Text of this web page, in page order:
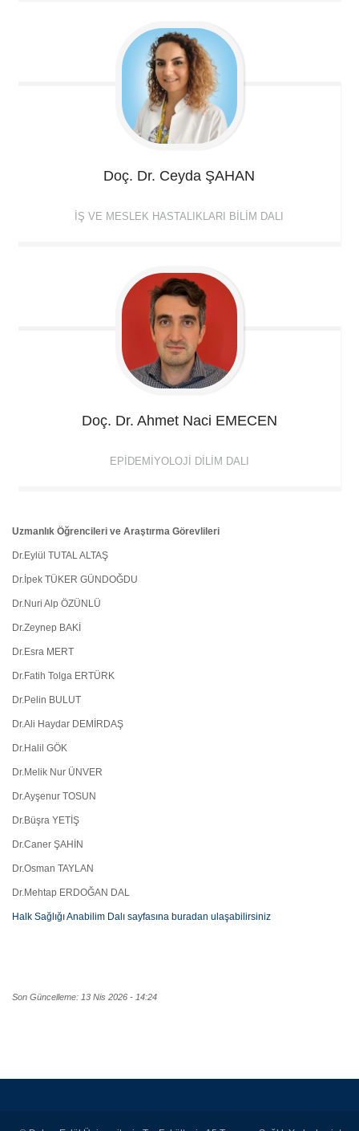
Doç. Dr. Ceyda ŞAHAN
İŞ VE MESLEK HASTALIKLARI BILIM DALI
Doç. Dr. Ahmet Naci EMECEN
EPIDEMIYOLOJI DILIM DALI
Uzmanlık Öğrencileri ve Araştırma Görevlileri
Dr.Eylül TUTAL ALTAŞ
Dr.İpek TÜKER GÜNDOĞDU
Dr.Nuri Alp ÖZÜNLÜ
Dr.Zeynep BAKİ
Dr.Esra MERT
Dr.Fatih Tolga ERTÜRK
Dr.Pelin BULUT
Dr.Ali Haydar DEMİRDAŞ
Dr.Halil GÖK
Dr.Melik Nur ÜNVER
Dr.Ayşenur TOSUN
Dr.Büşra YETİŞ
Dr.Caner ŞAHİN
Dr.Osman TAYLAN
Dr.Mehtap ERDOĞAN DAL
Halk Sağlığı Anabilim Dalı sayfasına buradan ulaşabilirsiniz
Son Güncelleme: 13 Nis 2026 - 14:24